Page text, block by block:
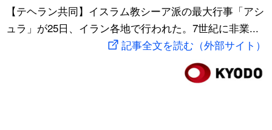
文化
動画/Live
スポーツ・東京2020
【テヘラン共同】イスラム教シーア派の最大行事「アシ
ュラ」が25日、イラン各地で行われた。7世紀に非業...
記事全文を読む（外部サイト）